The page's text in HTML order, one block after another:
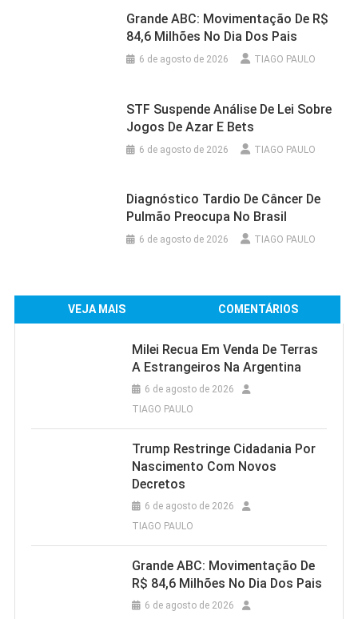
Grande ABC: Movimentação De R$
84,6 Milhões No Dia Dos Pais
6 de agosto de 2026 TIAGO PAULO
STF Suspende Análise De Lei Sobre
Jogos De Azar E Bets
6 de agosto de 2026 TIAGO PAULO
Diagnóstico Tardio De Câncer De
Pulmão Preocupa No Brasil
6 de agosto de 2026 TIAGO PAULO
VEJA MAIS COMENTÁRIOS
Milei Recua Em Venda De Terras
A Estrangeiros Na Argentina
6 de agosto de 2026
TIAGO PAULO
Trump Restringe Cidadania Por
Nascimento Com Novos
Decretos
6 de agosto de 2026
TIAGO PAULO
Grande ABC: Movimentação De
R$ 84,6 Milhões No Dia Dos Pais
6 de agosto de 2026